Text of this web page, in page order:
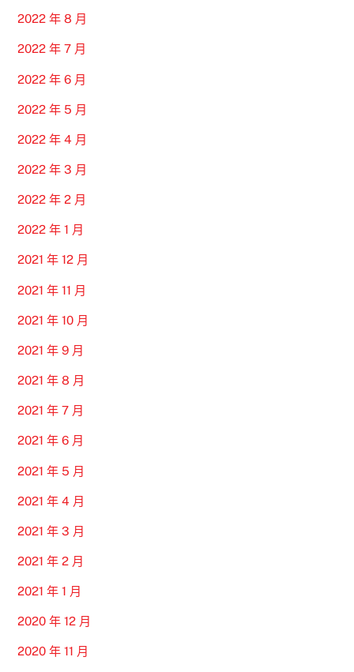
2022 年 8 月
2022 年 7 月
2022 年 6 月
2022 年 5 月
2022 年 4 月
2022 年 3 月
2022 年 2 月
2022 年 1 月
2021 年 12 月
2021 年 11 月
2021 年 10 月
2021 年 9 月
2021 年 8 月
2021 年 7 月
2021 年 6 月
2021 年 5 月
2021 年 4 月
2021 年 3 月
2021 年 2 月
2021 年 1 月
2020 年 12 月
2020 年 11 月